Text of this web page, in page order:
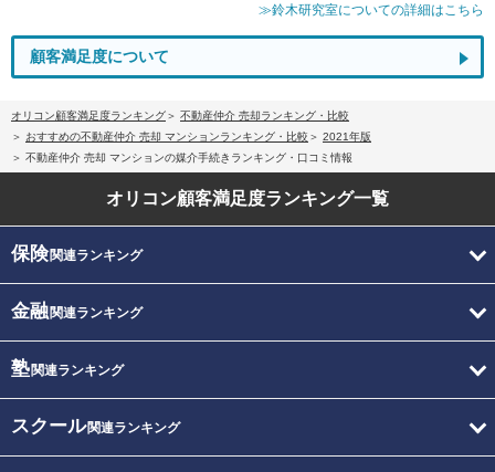
≫鈴木研究室についての詳細はこちら
顧客満足度について
オリコン顧客満足度ランキング
不動産仲介 売却ランキング・比較
おすすめの不動産仲介 売却 マンションランキング・比較
2021年版
不動産仲介 売却 マンションの媒介手続きランキング・口コミ情報
オリコン顧客満足度ランキング一覧
保険関連ランキング
金融関連ランキング
塾関連ランキング
スクール関連ランキング